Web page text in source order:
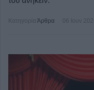
Κατηγορία Άρθρα 06 Ιουν